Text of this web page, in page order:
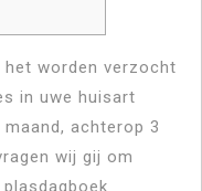
worden verzocht
in uwe huisart
achterop 3
wij gij om